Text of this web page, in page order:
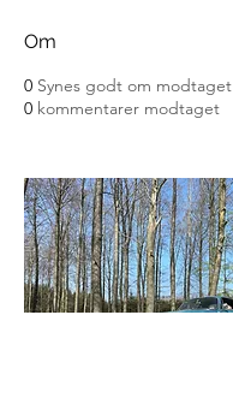
Om
0 Synes godt om modtaget
0 kommentarer modtaget